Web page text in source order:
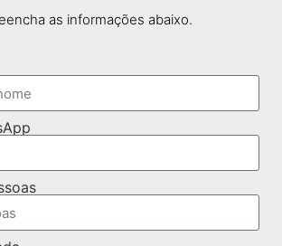
as informações abaixo.